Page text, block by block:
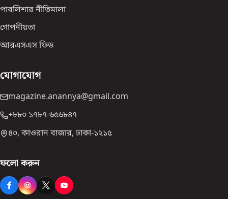
পাবলিশার নীতিমালা
গোপনীয়তা
আরএসএস ফিড
যোগাযোগ
magazine.anannya@gmail.com
+৮৮০ ১৭৮৭-৬৫৬৮৪৭
৪০, কাওরান বাজার, ঢাকা-১২১৫
ফলো করুন